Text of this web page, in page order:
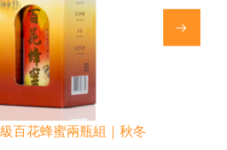
百花蜂蜜兩瓶組｜秋冬